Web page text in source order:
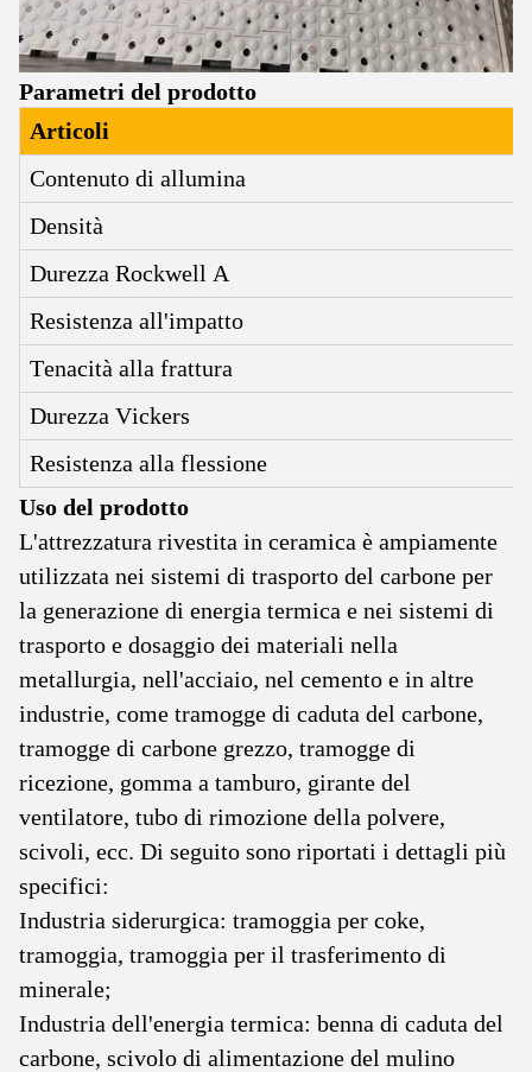
Parametri del prodotto
Articoli
Contenuto di allumina
Densità
Durezza Rockwell A
Resistenza all'impatto
Tenacità alla frattura
Durezza Vickers
Resistenza alla flessione
Uso del prodotto
L'attrezzatura rivestita in ceramica è ampiamente
utilizzata nei sistemi di trasporto del carbone per
la generazione di energia termica e nei sistemi di
trasporto e dosaggio dei materiali nella
metallurgia, nell'acciaio, nel cemento e in altre
industrie, come tramogge di caduta del carbone,
tramogge di carbone grezzo, tramogge di
ricezione, gomma a tamburo, girante del
ventilatore, tubo di rimozione della polvere,
scivoli, ecc. Di seguito sono riportati i dettagli più
specifici:
Industria siderurgica: tramoggia per coke,
tramoggia, tramoggia per il trasferimento di
minerale;
Industria dell'energia termica: benna di caduta del
carbone, scivolo di alimentazione del mulino